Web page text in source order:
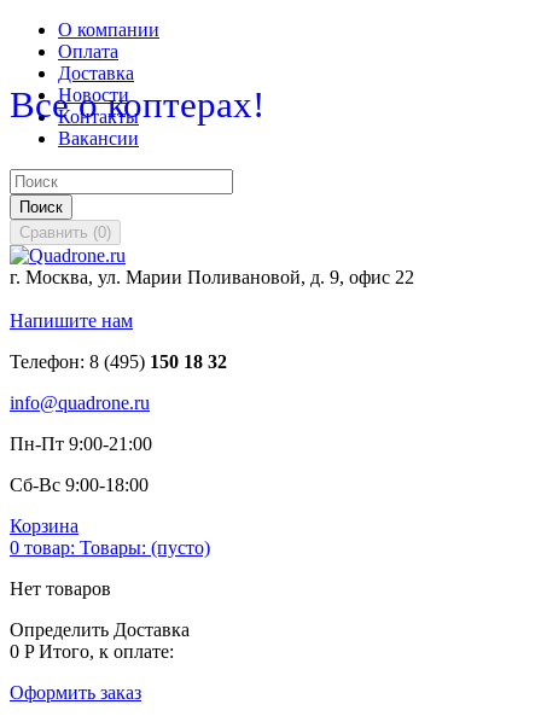
О компании
Оплата
Доставка
Новости
Контакты
Вакансии
Поиск
Сравнить (0)
Все о коптерах!
г. Москва, ул. Марии Поливановой, д. 9, офис 22
Напишите нам
Телефон: 8 (495) 150 18 32
info@quadrone.ru
Пн-Пт 9:00-21:00
Сб-Вс 9:00-18:00
Корзина
0 товар: Товары: (пусто)
Нет товаров
Определить Доставка
0 P Итого, к оплате:
Оформить заказ